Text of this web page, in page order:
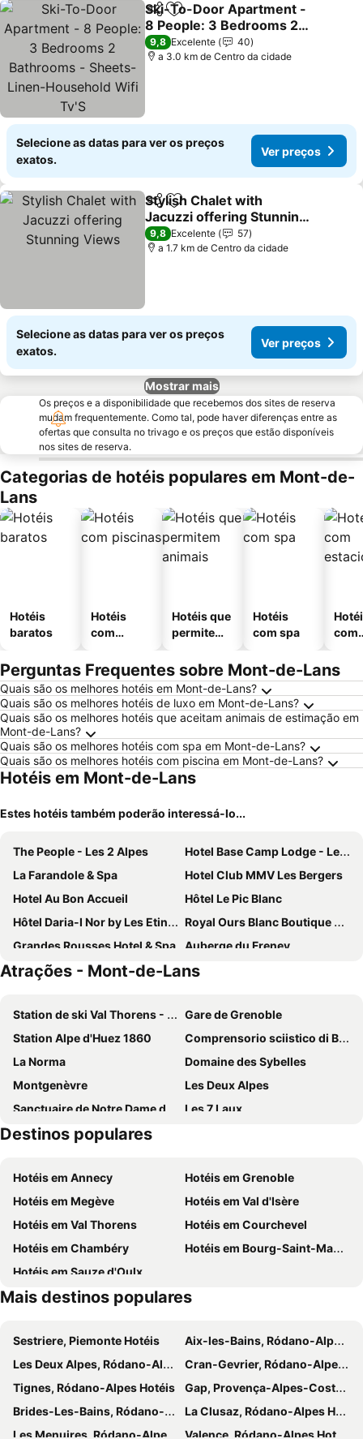
PartilharAdicionar aos favoritos
Ski-To-Door Apartment -
8 People: 3 Bedrooms 2
Bathrooms - Sheets-
Linen-Household Wifi
9,8 Excelente
40
a 3.0 km de Centro da cidade
Selecione as datas para ver os preços
exatos.
Ver preços
PartilharAdicionar aos favoritos
Stylish Chalet with
Jacuzzi offering Stunning
Views
9,8 Excelente
57
a 1.7 km de Centro da cidade
Selecione as datas para ver os preços
exatos.
Ver preços
Mostrar mais
Os preços e a disponibilidade que recebemos dos sites de reserva
mudam frequentemente. Como tal, pode haver diferenças entre as
ofertas que consulta no trivago e os preços que estão disponíveis
nos sites de reserva.
Categorias de hotéis populares em Mont-de-
Lans
Hotéis
baratos
Hotéis
com
Hotéis que
permitem
Hotéis
com spa
com
Perguntas Frequentes sobre Mont-de-Lans
Quais são os melhores hotéis em Mont-de-Lans?
Quais são os melhores hotéis de luxo em Mont-de-Lans?
Quais são os melhores hotéis que aceitam animais de estimação em
Mont-de-Lans?
Quais são os melhores hotéis com spa em Mont-de-Lans?
Quais são os melhores hotéis com piscina em Mont-de-Lans?
Hotéis em Mont-de-Lans
Estes hotéis também poderão interessá-lo...
The People - Les 2 Alpes
Hotel Base Camp Lodge - Les 2 Alpes
La Farandole & Spa
Hotel Club MMV Les Bergers
Hotel Au Bon Accueil
Hôtel Le Pic Blanc
Hôtel Daria-I Nor by Les Etincelles
Royal Ours Blanc Boutique Hôtel & Spa
Grandes Rousses Hotel & Spa
Auberge du Freney
Mercure Les Deux Alpes 1800 Hotel Jam Session
Hotel La Belle Etoile
Hotel Les Flocons
Hôtel Chalet Mounier
Madame Vacances Hôtel Ibiza
Auberge de la Foret
Alpenrose
Pierre & Vacances Residence Les Horizons d'Huez
Le Chamois
Alp'Azur Hotel
Hotel Des Alpes
Le Castillan
La Clé des Bois
Chalet La Perle de L'Oisans - Appartements d'Exception
Hotel Le Faranchin
Atrações - Mont-de-Lans
Station de ski Val Thorens - Les Trois Vallées
Gare de Grenoble
Station Alpe d'Huez 1860
Comprensorio sciistico di Bardonecchia
La Norma
Domaine des Sybelles
Montgenèvre
Les Deux Alpes
Sanctuaire de Notre Dame de la Salette
Les 7 Laux
Espace Villard de lans Correncon
Pic Blanc
La Meije
La Station de Ski Chamrousse
Domaine skiable Galibier Thabor
Lans-en-Vercors
Ancelle Ski Resort
Col de la Madeleine
Sant'Antonio Abate
Collet d'Allevard
Destinos populares
Hotéis em Annecy
Hotéis em Grenoble
Hotéis em Megève
Hotéis em Val d'Isère
Hotéis em Val Thorens
Hotéis em Courchevel
Hotéis em Chambéry
Hotéis em Bourg-Saint-Maurice
Hotéis em Sauze d'Oulx
Mais destinos populares
Sestriere, Piemonte Hotéis
Aix-les-Bains, Ródano-Alpes Hotéis
Les Deux Alpes, Ródano-Alpes Hotéis
Cran-Gevrier, Ródano-Alpes Hotéis
Tignes, Ródano-Alpes Hotéis
Gap, Provença-Alpes-Costa Azul Hotéis
Brides-Les-Bains, Ródano-Alpes Hotéis
La Clusaz, Ródano-Alpes Hotéis
Les Menuires, Ródano-Alpes Hotéis
Valence, Ródano-Alpes Hotéis